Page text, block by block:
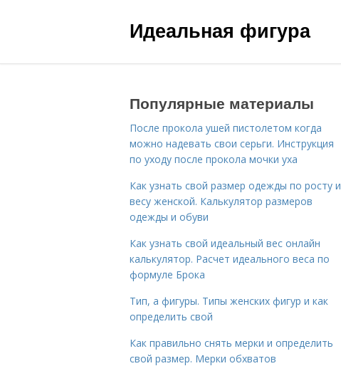
Идеальная фигура
Популярные материалы
После прокола ушей пистолетом когда
можно надевать свои серьги. Инструкция
по уходу после прокола мочки уха
Как узнать свой размер одежды по росту и
весу женской. Калькулятор размеров
одежды и обуви
Как узнать свой идеальный вес онлайн
калькулятор. Расчет идеального веса по
формуле Брока
Тип, а фигуры. Типы женских фигур и как
определить свой
Как правильно снять мерки и определить
свой размер. Мерки обхватов